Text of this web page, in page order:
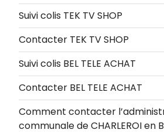
Suivi colis TEK TV SHOP
Contacter TEK TV SHOP
Suivi colis BEL TELE ACHAT
Contacter BEL TELE ACHAT
Comment contacter
communale de CHARLEROI en